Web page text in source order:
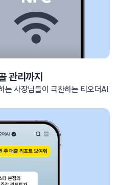
관리까지
는 사장님들이 극찬하는 티오더AI